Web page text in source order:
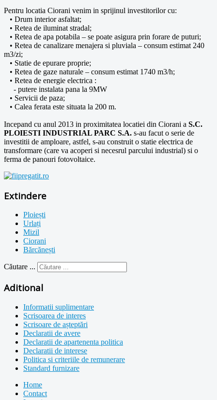
Pentru locatia Ciorani venim in sprijinul investitorilor cu:
• Drum interior asfaltat;
• Retea de iluminat stradal;
• Retea de apa potabila – se poate asigura prin forare de puturi;
• Retea de canalizare menajera si pluviala – consum estimat 240
m3/zi;
• Statie de epurare proprie;
• Retea de gaze naturale – consum estimat 1740 m3/h;
• Retea de energie electrica :
- putere instalata pana la 9MW
• Servicii de paza;
• Calea ferata este situata la 200 m.
Incepand cu anul 2013 in proximitatea locatiei din Ciorani a S.C.
PLOIESTI INDUSTRIAL PARC S.A. s-au facut o serie de
investitii de amploare, astfel, s-au construit o statie electrica de
transformare (care va acoperi si necesrul parcului industrial) si o
ferma de panouri fotovoltaice.
Extindere
Ploiești
Urlați
Mizil
Ciorani
Bărcănești
Căutare ...
Aditional
Informatii suplimentare
Scrisoarea de interes
Scrisoare de așteptări
Declaratii de avere
Declaratii de apartenenta politica
Declaratii de interese
Politica si criteriile de remunerare
Standard furnizare
Home
Contact